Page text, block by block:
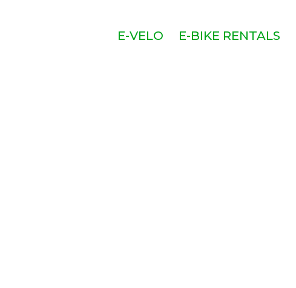
E-VELO E-BIKE RENTALS